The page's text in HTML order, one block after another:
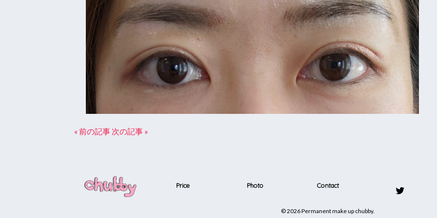
« 前の記事 次の記事 »
Price Photo Contact
© 2026 Permanent make up chubby.